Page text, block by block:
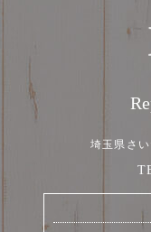
埼玉県さ